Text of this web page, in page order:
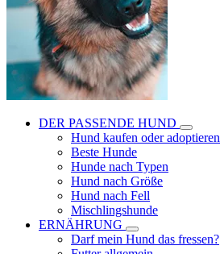
DER PASSENDE HUND
Hund kaufen oder adoptieren
Beste Hunde
Hunde nach Typen
Hund nach Größe
Hund nach Fell
Mischlingshunde
ERNÄHRUNG
Darf mein Hund das fressen?